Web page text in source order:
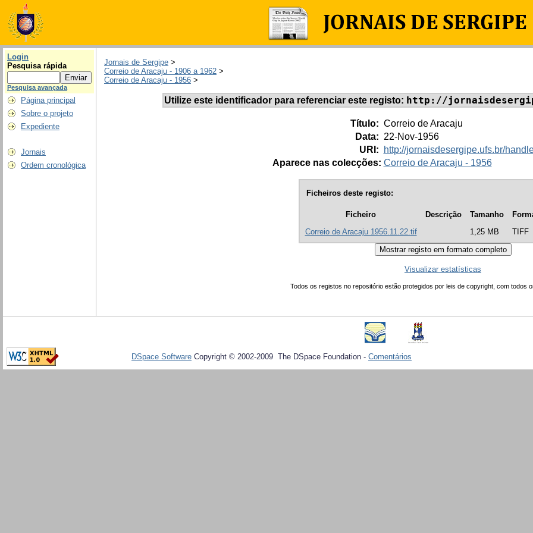
Login
Pesquisa rápida
Pesquisa avançada
Página principal
Sobre o projeto
Expediente
Jornais
Ordem cronológica
Jornais de Sergipe >
Correio de Aracaju - 1906 a 1962 >
Correio de Aracaju - 1956 >
Utilize este identificador para referenciar este registo: http://
Título: Correio de Aracaju
Data: 22-Nov-1956
URI:
http://jornaisdesergipe.ufs.br/
Aparece nas colecções: Correio de Aracaju - 1956
Ficheiros deste registo:
Ficheiro Descrição Tamanho
Correio de Aracaju 1956.11.22.tif
1,25 MB TIFF
Visualizar estatísticas
Todos os registos no repositório estão protegidos por leis de copyright, com todos
DSpace Software Copyright © 2002-2009 The DSpace Foundation - Comentários